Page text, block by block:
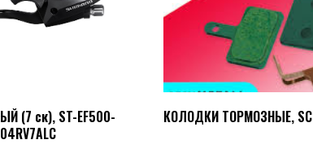
(7 ск), ST-EF500-
КОЛОДКИ ТОРМОЗНЫЕ,